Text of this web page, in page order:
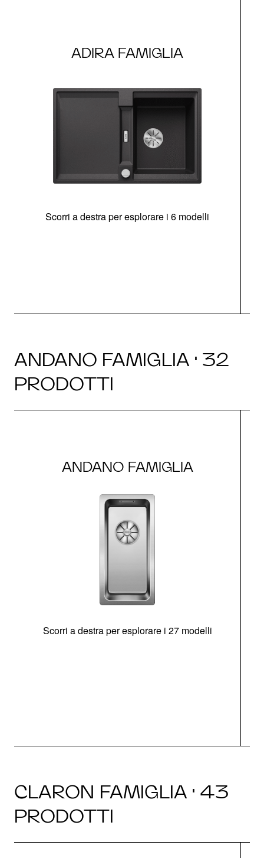
ADIRA FAMIGLIA
Scorri a destra per esplorare i 6 modelli
ANDANO FAMIGLIA · 32
PRODOTTI
ANDANO FAMIGLIA
Scorri a destra per esplorare i 27 modelli
CLARON FAMIGLIA · 43
PRODOTTI